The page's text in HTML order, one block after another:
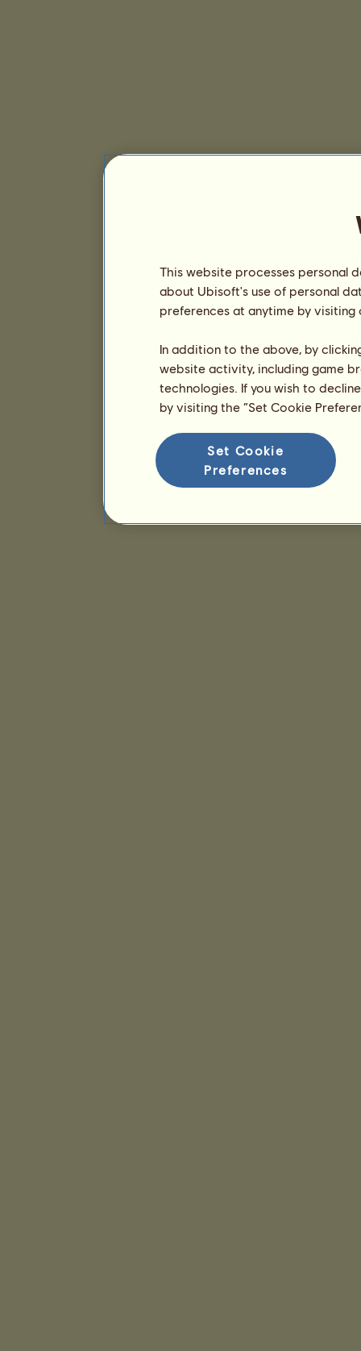
This website processes personal
about Ubisoft's use of personal
preferences at anytime by
In addition to the above, by
website activity, including game
technologies. If you wish to
by visiting the “Set Cookie
Set Cookie
Preferences